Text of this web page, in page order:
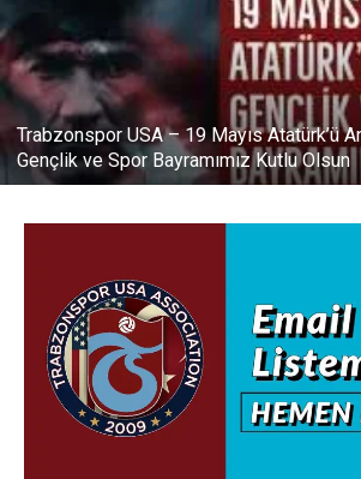
Trabzonspor USA – 19 Mayıs Atatürk’ü
Gençlik ve Spor Bayramımız Kutlu Olsun